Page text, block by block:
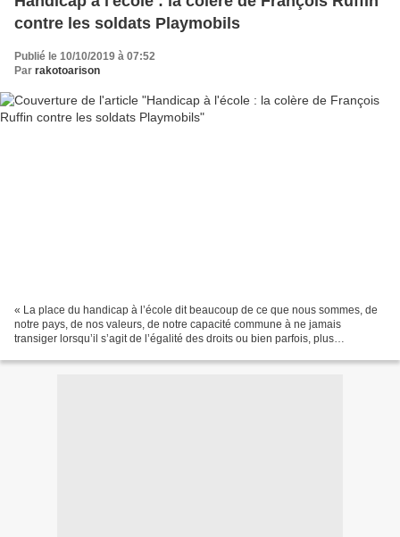
contre les soldats Playmobils
Publié le 10/10/2019 à 07:52
Par rakotoarison
« La place du handicap à l’école dit beaucoup de ce que nous sommes, de
notre pays, de nos valeurs, de notre capacité commune à ne jamais
transiger lorsqu’il s’agit de l’égalité des droits ou bien parfois, plus